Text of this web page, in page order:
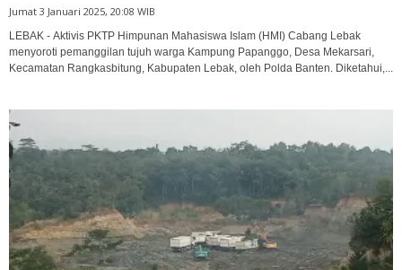
Jumat 3 Januari 2025, 20:08 WIB
LEBAK - Aktivis PKTP Himpunan Mahasiswa Islam (HMI) Cabang Lebak
menyoroti pemanggilan tujuh warga Kampung Papanggo, Desa Mekarsari,
Kecamatan Rangkasbitung, Kabupaten Lebak, oleh Polda Banten. Diketahui,...